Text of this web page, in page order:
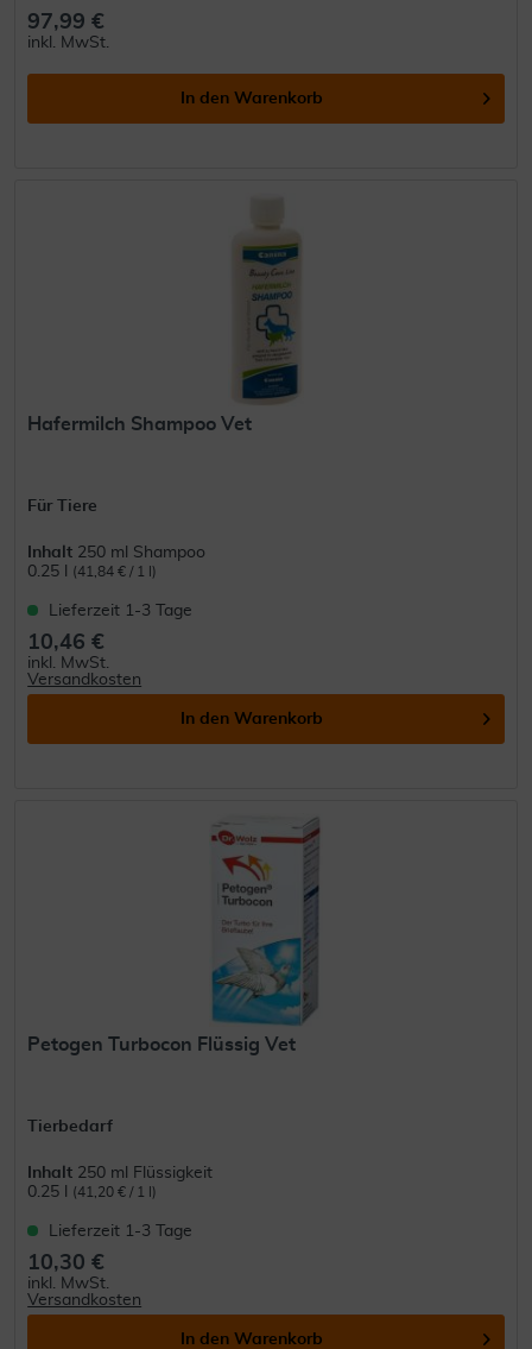
97,99 €
inkl. MwSt.
In den Warenkorb
Hafermilch Shampoo Vet
Für Tiere
Inhalt 250 ml Shampoo
0.25 l
(41,84 € / 1 l)
Lieferzeit 1-3 Tage
10,46 €
inkl. MwSt.
Versandkosten
In den Warenkorb
Petogen Turbocon Flüssig Vet
Tierbedarf
Inhalt 250 ml Flüssigkeit
0.25 l
(41,20 € / 1 l)
Lieferzeit 1-3 Tage
10,30 €
inkl. MwSt.
Versandkosten
In den Warenkorb